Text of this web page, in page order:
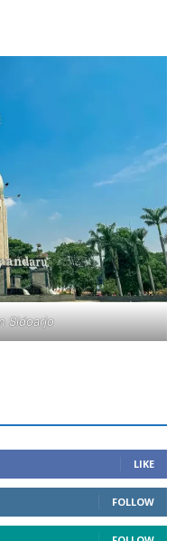
Sidoarjo
LIKE
FOLLOW